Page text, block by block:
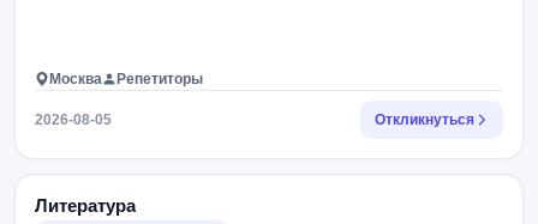
Москва Репетиторы
2026-08-05 Откликнуться
Литература